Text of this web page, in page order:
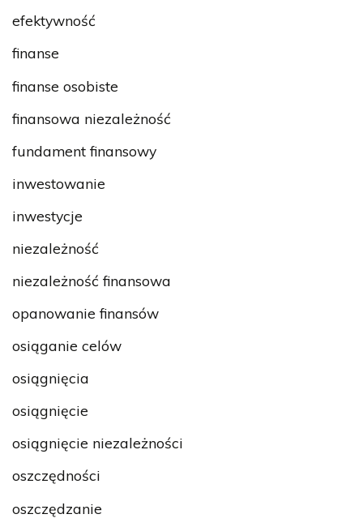
efektywność
finanse
finanse osobiste
finansowa niezależność
fundament finansowy
inwestowanie
inwestycje
niezależność
niezależność finansowa
opanowanie finansów
osiąganie celów
osiągnięcia
osiągnięcie
osiągnięcie niezależności
oszczędności
oszczędzanie